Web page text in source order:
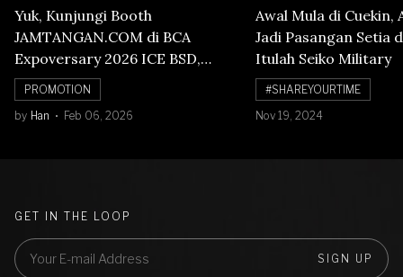
Yuk, Kunjungi Booth
JAMTANGAN.COM di BCA
Expoversary 2026 ICE BSD,
Banyak Diskon Jam Tangan,
Cuma Sampai 8 Februari!
PROMOTION
by Han Feb 06, 2026
Awal Mula di Cuekin,
Jadi Pasangan Setia
Itulah Seiko Military
#SHAREYOURTIME
Nov 19, 2024
GET IN THE LOOP
SIGN UP